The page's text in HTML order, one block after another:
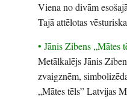
Viena no divām
Tajā attēlotas
• Jānis Zibens „Mātes
Metālkalējs Jānis
zvaigznēm,
„Mātes tēls” Latvijas